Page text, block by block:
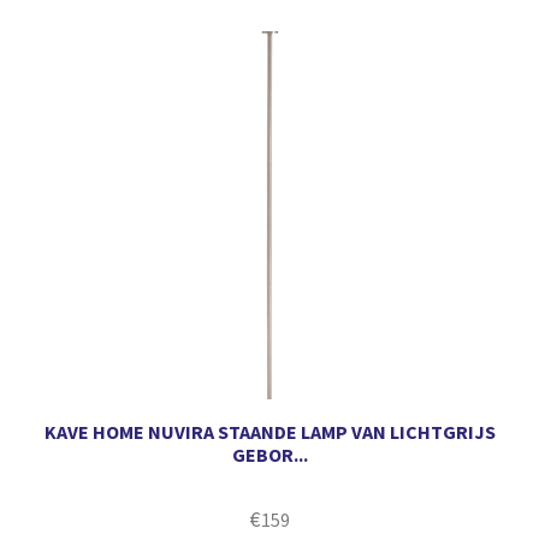
KAVE HOME NUVIRA STAANDE LAMP VAN LICHTGRIJS
GEBOR...
€159